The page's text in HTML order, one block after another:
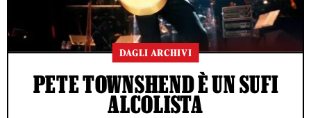
DAGLI ARCHIVI
PETE TOWNSHEND È UN SUFI
ALCOLISTA